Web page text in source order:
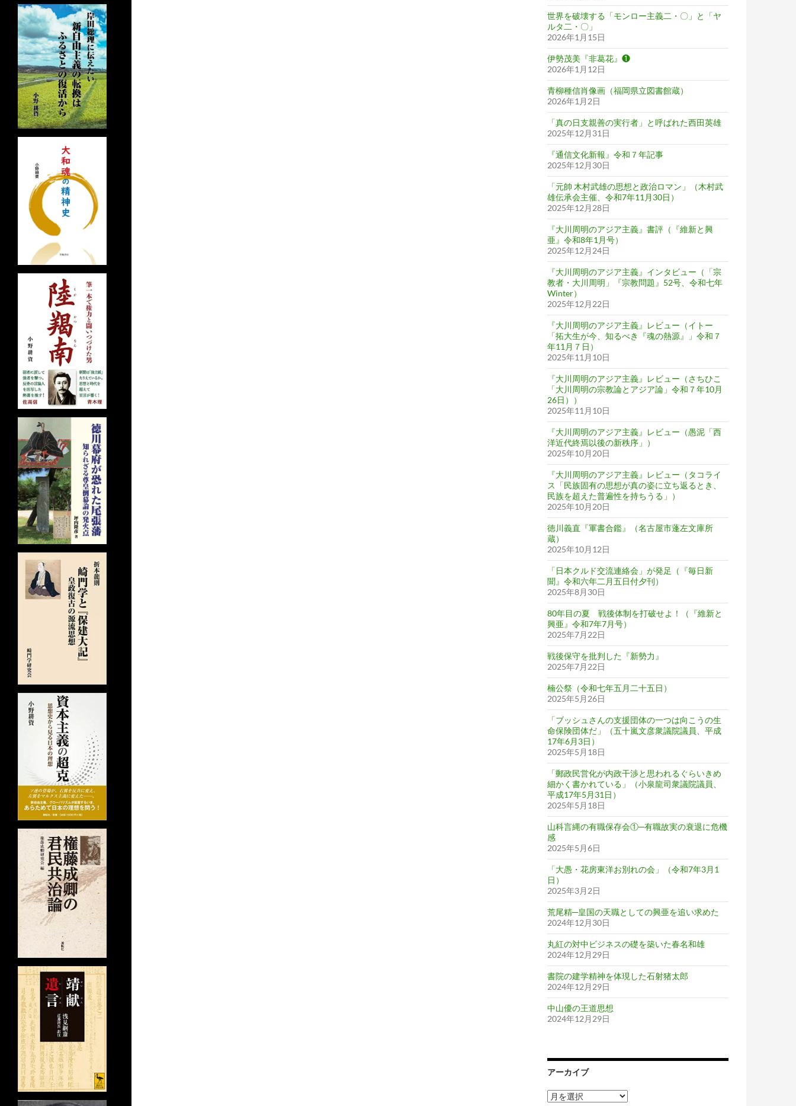
世界を破壊する「モンロー主義二・〇」と「ヤ
ルタ二・〇」
2026年1月15日
伊勢茂美『非葛花』❶
2026年1月12日
青柳種信肖像画（福岡県立図書館蔵）
2026年1月2日
「真の日支親善の実行者」と呼ばれた西田英雄
2025年12月31日
『通信文化新報』令和７年記事
2025年12月30日
「元帥 木村武雄の思想と政治ロマン」（木村武
雄伝承会主催、令和7年11月30日）
2025年12月28日
『大川周明のアジア主義』書評（『維新と興
亜』令和8年1月号）
2025年12月24日
『大川周明のアジア主義』インタビュー（「宗
教者・大川周明」『宗教問題』52号、令和七年
Winter）
2025年12月22日
『大川周明のアジア主義』レビュー（イトー
「拓大生が今、知るべき『魂の熱源』」令和７
年11月７日）
2025年11月10日
『大川周明のアジア主義』レビュー（さちひこ
「大川周明の宗教論とアジア論」令和７年10月
26日））
2025年11月10日
『大川周明のアジア主義』レビュー（愚泥「西
洋近代終焉以後の新秩序」）
2025年10月20日
『大川周明のアジア主義』レビュー（タコライ
ス「民族固有の思想が真の姿に立ち返るとき、
民族を超えた普遍性を持ちうる」）
2025年10月20日
徳川義直『軍書合鑑』（名古屋市蓬左文庫所
蔵）
2025年10月12日
「日本クルド交流連絡会」が発足（『毎日新
聞』令和六年二月五日付夕刊）
2025年8月30日
80年目の夏 戦後体制を打破せよ！（『維新と
興亜』令和7年7月号）
2025年7月22日
戦後保守を批判した『新勢力』
2025年7月22日
楠公祭（令和七年五月二十五日）
2025年5月26日
「ブッシュさんの支援団体の一つは向こうの生
命保険団体だ」（五十嵐文彦衆議院議員、平成
17年6月3日）
2025年5月18日
「郵政民営化が内政干渉と思われるぐらいきめ
細かく書かれている」（小泉龍司衆議院議員、
平成17年5月31日）
2025年5月18日
山科言縄の有職保存会①─有職故実の衰退に危機
感
2025年5月6日
「大愚・花房東洋お別れの会」（令和7年3月1
日）
2025年3月2日
荒尾精─皇国の天職としての興亜を追い求めた
2024年12月30日
丸紅の対中ビジネスの礎を築いた春名和雄
2024年12月29日
書院の建学精神を体現した石射猪太郎
2024年12月29日
中山優の王道思想
2024年12月29日
アーカイブ
ア